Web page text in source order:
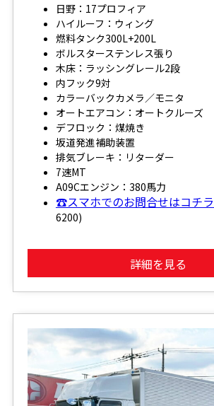
日野：17プロフィア
ハイルーフ：ウィング
燃料タンク300L+200L
ボルスターステンレス張り
木床：ラッシングレール2段
内フック9対
カラーバックカメラ／モニタ
オートエアコン：オートクルーズ
デフロック：煤焼き
坂道発進補助装置
排気ブレーキ：リターダー
7速MT
A09Cエンジン：380馬力
☎スマホでのお問合せはコチ
6200)
詳細を見る